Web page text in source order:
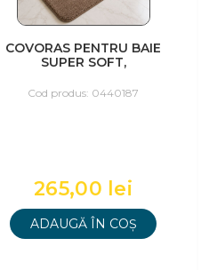
COVORAS PENTRU BAIE
SUPER SOFT,
Cod produs: 0440187
265,00 lei
ADAUGĂ ÎN COȘ